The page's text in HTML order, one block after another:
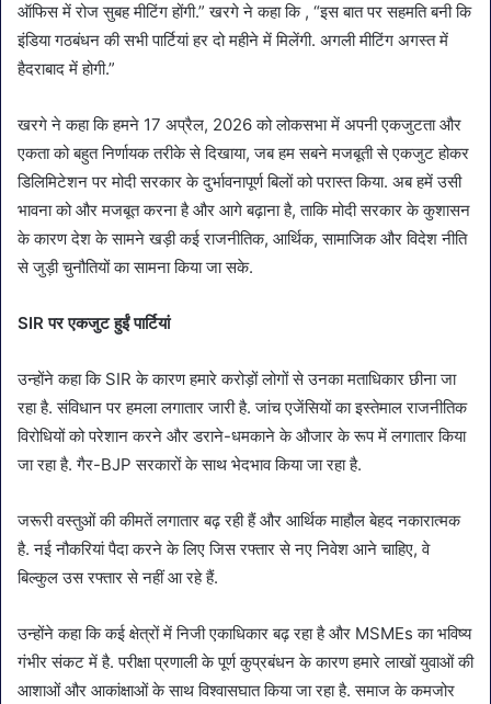
ऑफिस में रोज सुबह मीटिंग होंगी.” खरगे ने कहा कि , “इस बात पर सहमति बनी कि
इंडिया गठबंधन की सभी पार्टियां हर दो महीने में मिलेंगी. अगली मीटिंग अगस्त में
हैदराबाद में होगी.”
खरगे ने कहा कि हमने 17 अप्रैल, 2026 को लोकसभा में अपनी एकजुटता और
एकता को बहुत निर्णायक तरीके से दिखाया, जब हम सबने मजबूती से एकजुट होकर
डिलिमिटेशन पर मोदी सरकार के दुर्भावनापूर्ण बिलों को परास्त किया. अब हमें उसी
भावना को और मजबूत करना है और आगे बढ़ाना है, ताकि मोदी सरकार के कुशासन
के कारण देश के सामने खड़ी कई राजनीतिक, आर्थिक, सामाजिक और विदेश नीति
से जुड़ी चुनौतियों का सामना किया जा सके.
SIR पर एकजुट हुईं पार्टियां
उन्होंने कहा कि SIR के कारण हमारे करोड़ों लोगों से उनका मताधिकार छीना जा
रहा है. संविधान पर हमला लगातार जारी है. जांच एजेंसियों का इस्तेमाल राजनीतिक
विरोधियों को परेशान करने और डराने-धमकाने के औजार के रूप में लगातार किया
जा रहा है. गैर-BJP सरकारों के साथ भेदभाव किया जा रहा है.
जरूरी वस्तुओं की कीमतें लगातार बढ़ रही हैं और आर्थिक माहौल बेहद नकारात्मक
है. नई नौकरियां पैदा करने के लिए जिस रफ्तार से नए निवेश आने चाहिए, वे
बिल्कुल उस रफ्तार से नहीं आ रहे हैं.
उन्होंने कहा कि कई क्षेत्रों में निजी एकाधिकार बढ़ रहा है और MSMEs का भविष्य
गंभीर संकट में है. परीक्षा प्रणाली के पूर्ण कुप्रबंधन के कारण हमारे लाखों युवाओं की
आशाओं और आकांक्षाओं के साथ विश्वासघात किया जा रहा है. समाज के कमजोर